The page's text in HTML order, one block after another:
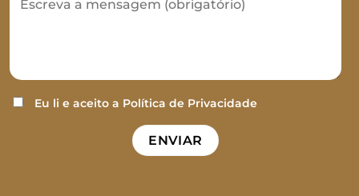
Eu li e aceito a Política de Privacidade